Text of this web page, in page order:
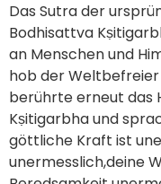
Das Sutra der
Bodhisattva
an Menschen und
hob der
berührte erneut das
Kṣitigarbha und
göttliche Kraft ist
unermesslich,deine